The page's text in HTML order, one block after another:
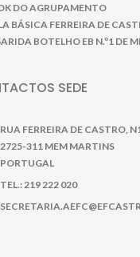
DO AGRUPAMENTO
BÁSICA FERREIRA DE
BOTELHO EB N.º1 DE
SEDE
RUA FERREIRA DE CASTRO,
2725-311 MEM MARTINS
PORTUGAL
TEL.: 219 222 020